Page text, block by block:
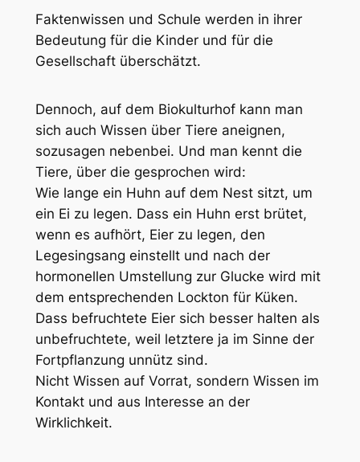
Faktenwissen und Schule werden in ihrer
Bedeutung für die Kinder und für die
Gesellschaft überschätzt.
Dennoch, auf dem Biokulturhof kann man
sich auch Wissen über Tiere aneignen,
sozusagen nebenbei. Und man kennt die
Tiere, über die gesprochen wird:
Wie lange ein Huhn auf dem Nest sitzt, um
ein Ei zu legen. Dass ein Huhn erst brütet,
wenn es aufhört, Eier zu legen, den
Legesingsang einstellt und nach der
hormonellen Umstellung zur Glucke wird mit
dem entsprechenden Lockton für Küken.
Dass befruchtete Eier sich besser halten als
unbefruchtete, weil letztere ja im Sinne der
Fortpflanzung unnütz sind.
Nicht Wissen auf Vorrat, sondern Wissen im
Kontakt und aus Interesse an der
Wirklichkeit.